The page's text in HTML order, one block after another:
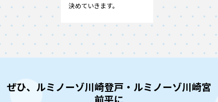
決めていきます。
ぜひ、ルミノーゾ川崎登戸・ルミノーゾ川崎宮